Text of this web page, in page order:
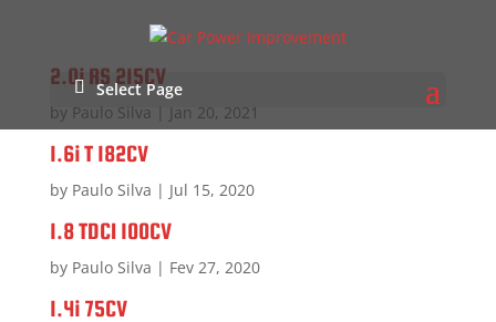
Select Page
2.0i RS 215CV
by Paulo Silva Jan 20, 2021
1.6i T 182CV
by Paulo Silva | Jul 15, 2020
1.8 TDCI 100CV
by Paulo Silva | Fev 27, 2020
1.4i 75CV